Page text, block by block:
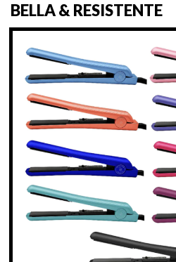
BELLA & RESISTENTE